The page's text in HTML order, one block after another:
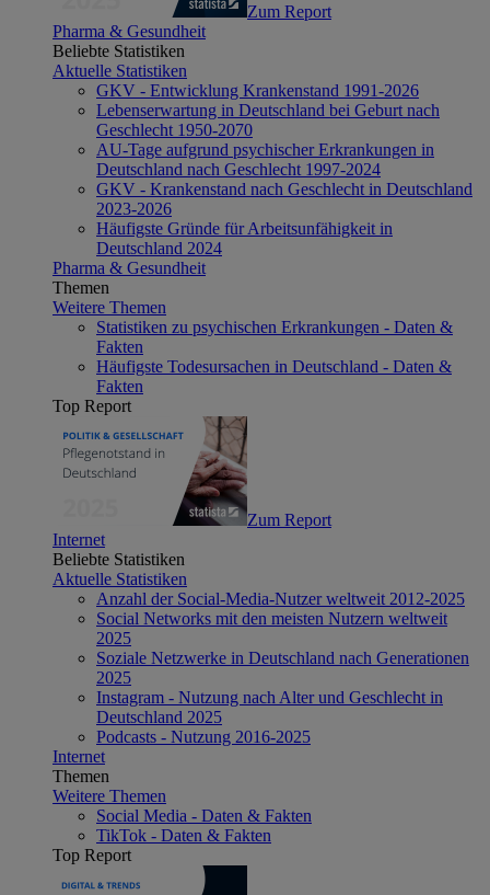
Zum Report
Pharma & Gesundheit
Beliebte Statistiken
Aktuelle Statistiken
GKV - Entwicklung Krankenstand 1991-2026
Lebenserwartung in Deutschland bei Geburt nach
Geschlecht 1950-2070
AU-Tage aufgrund psychischer Erkrankungen in
Deutschland nach Geschlecht 1997-2024
GKV - Krankenstand nach Geschlecht in Deutschland
2023-2026
Häufigste Gründe für Arbeitsunfähigkeit in
Deutschland 2024
Pharma & Gesundheit
Themen
Weitere Themen
Statistiken zu psychischen Erkrankungen - Daten &
Fakten
Häufigste Todesursachen in Deutschland - Daten &
Fakten
Top Report
Zum Report
Internet
Beliebte Statistiken
Aktuelle Statistiken
Anzahl der Social-Media-Nutzer weltweit 2012-2025
Social Networks mit den meisten Nutzern weltweit
2025
Soziale Netzwerke in Deutschland nach Generationen
2025
Instagram - Nutzung nach Alter und Geschlecht in
Deutschland 2025
Podcasts - Nutzung 2016-2025
Internet
Themen
Weitere Themen
Social Media - Daten & Fakten
TikTok - Daten & Fakten
Top Report